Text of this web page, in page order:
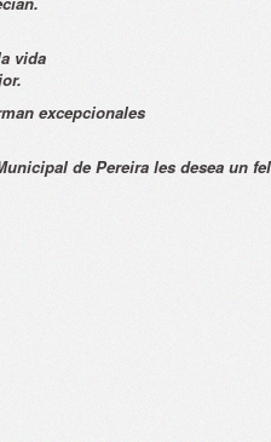
vida
excepcionales
de Pereira les desea un